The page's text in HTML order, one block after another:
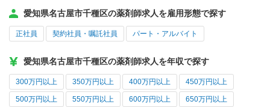
愛知県名古屋市千種区の薬剤師求人を雇用形態で探す
正社員 契約社員・嘱託社員 パート・アルバイト
愛知県名古屋市千種区の薬剤師求人を年収で探す
300万円以上 350万円以上 400万円以上 450万円以上
500万円以上 550万円以上 600万円以上 650万円以上